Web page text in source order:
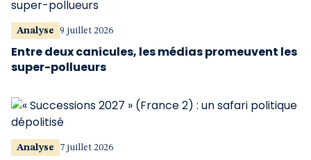
Analyse 9 juillet 2026
Entre deux canicules, les médias promeuvent les
super-pollueurs
Analyse 7 juillet 2026